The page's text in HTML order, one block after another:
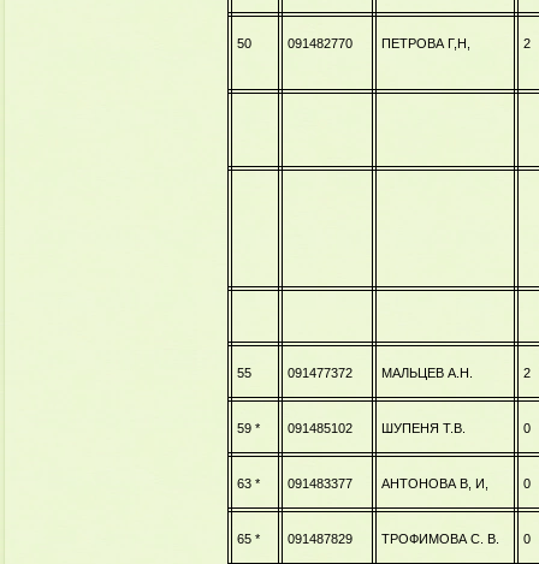
50 091482770 ПЕТРОВА Г,Н, 2
55 091477372 МАЛЬЦЕВ А.Н. 2
59 * 091485102 ШУПЕНЯ Т.В. 0
63 * 091483377 АНТОНОВА В, И, 0
65 * 091487829 ТРОФИМОВА С. В. 0